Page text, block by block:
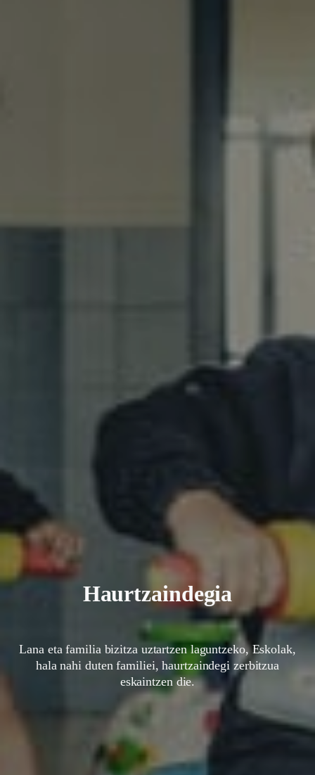
Haurtzaindegia
Lana eta familia bizitza uztartzen laguntzeko, Eskolak,
hala nahi duten familiei, haurtzaindegi zerbitzua
eskaintzen die.